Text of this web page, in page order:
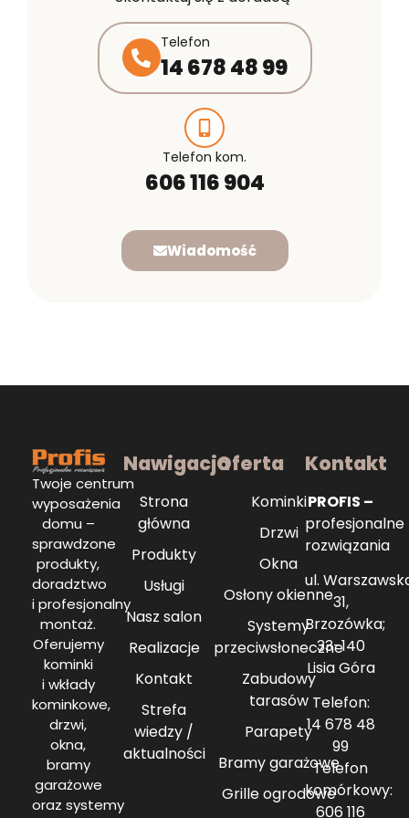
Telefon
14 678 48 99
Telefon kom.
606 116 904
Wiadomość
Twoje centrum
wyposażenia
domu –
sprawdzone
produkty,
doradztwo
i profesjonalny
montaż.
Oferujemy
kominki
i wkłady
kominkowe,
drzwi,
okna,
bramy
garażowe
oraz systemy
Nawigacja
Strona
główna
Produkty
Usługi
Nasz salon
Realizacje
Kontakt
Strefa
wiedzy /
aktualności
Oferta
Kominki
Drzwi
Okna
Osłony okienne
Systemy
przeciwsłoneczne
Zabudowy
tarasów
Parapety
Bramy garażowe
Grille ogrodowe
Kontakt
PROFIS –
profesjonalne
rozwiązania
ul.
31,
Brzozówka;
33-140
Lisia Góra
Telefon:
14 678 48
99
Telefon
komórkowy:
606 116